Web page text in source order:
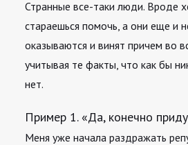
Странные все-таки люди. Вроде
стараешься помочь, а они еще и
оказываются и винят причем во
учитывая те факты, что как бы
нет.
Пример 1. «Да, конечно
Меня уже начала раздражать